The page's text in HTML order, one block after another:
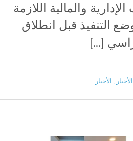
والمالية اللازمة
التنفيذ قبل انطلاق
[…]
, الأخبار